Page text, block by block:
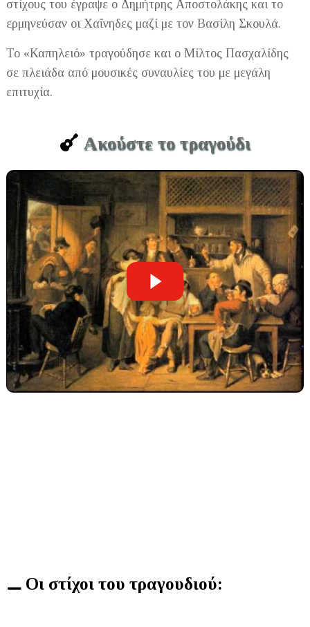
στίχους του έγραψε ο Δημήτρης Αποστολάκης και το
ερμηνεύσαν οι Χαΐνηδες μαζί με τον Βασίλη Σκουλά.
Το «Καπηλειό» τραγούδησε και ο Μίλτος Πασχαλίδης
σε πλειάδα από μουσικές συναυλίες του με μεγάλη
επιτυχία.
Ακούστε το τραγούδι
⚊ Οι στίχοι του τραγουδιού: